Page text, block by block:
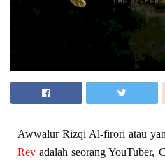
Awwalur Rizqi Al-firori atau
Rev adalah seorang YouTuber,